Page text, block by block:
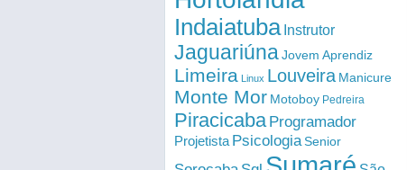
Indaiatuba Instrutor
Jaguariúna Jovem Aprendiz
Limeira Linux Louveira Manicure
Monte Mor Motoboy Pedreira
Piracicaba Programador
Projetista PsicologiaSenior